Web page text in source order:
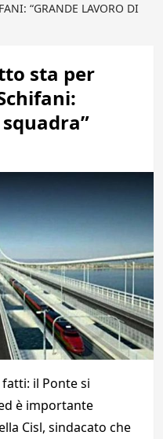
“GRANDE LAVORO DI
sta per
il Ponte si
è importante
Cisl, sindacato che